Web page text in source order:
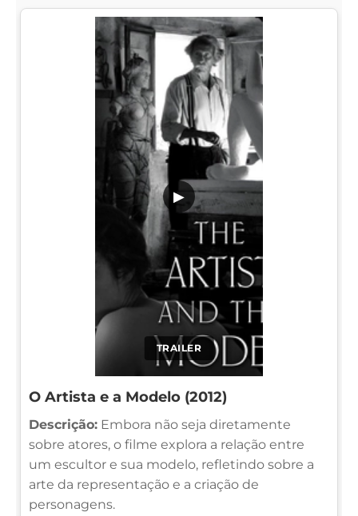
TRAILER
▶
O Artista e a Modelo (2012)
Descrição: Embora não seja diretamente
sobre atores, o filme explora a relação entre
um escultor e sua modelo, refletindo sobre a
arte da representação e a criação de
personagens.